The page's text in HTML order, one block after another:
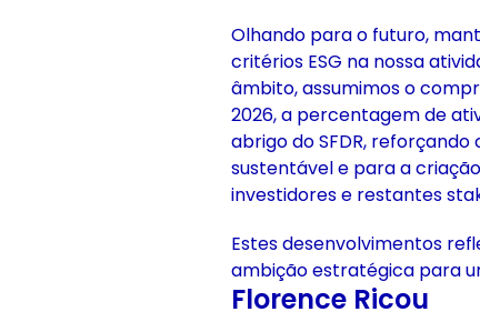
Olhando para o futuro,
critérios ESG na nossa
âmbito, assumimos o
2026, a percentagem de
abrigo do SFDR,
sustentável e para a
investidores e restantes
Estes desenvolvimentos
ambição estratégica para
Florence Ricou